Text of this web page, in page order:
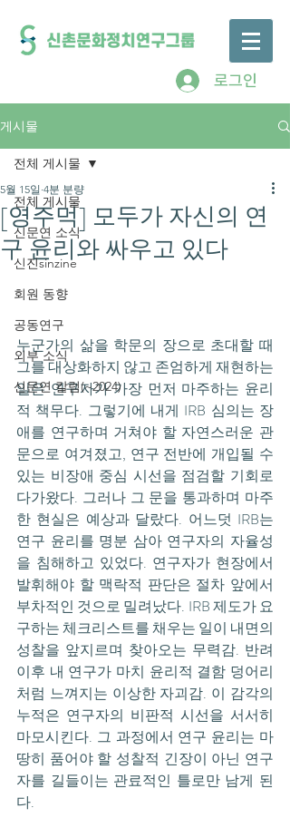
로그인
게시물
전체 게시물
신문연 소식
신진sinzine
회원 동향
공동연구
외부 소식
신문연 칼럼(~2024)
전체 게시물
[영주먹] 모두가 자신의 연
구 윤리와 싸우고 있다
5월 15일 4분 분량
누군가의 삶을 학문의 장으로 초대할 때
그를 대상화하지 않고 존엄하게 재현하는
일은 연구자가 가장 먼저 마주하는 윤리
적 책무다. 그렇기에 내게 IRB 심의는 장
애를 연구하며 거쳐야 할 자연스러운 관
문으로 여겨졌고, 연구 전반에 개입될 수
있는 비장애 중심 시선을 점검할 기회로
다가왔다. 그러나 그 문을 통과하며 마주
한 현실은 예상과 달랐다. 어느덧 IRB는
연구 윤리를 명분 삼아 연구자의 자율성
을 침해하고 있었다. 연구자가 현장에서
발휘해야 할 맥락적 판단은 절차 앞에서
부차적인 것으로 밀려났다. IRB 제도가 요
구하는 체크리스트를 채우는 일이 내면의
성찰을 앞지르며 찾아오는 무력감. 반려
이후 내 연구가 마치 윤리적 결함 덩어리
처럼 느껴지는 이상한 자괴감. 이 감각의
누적은 연구자의 비판적 시선을 서서히
마모시킨다. 그 과정에서 연구 윤리는 마
땅히 품어야 할 성찰적 긴장이 아닌 연구
자를 길들이는 관료적인 틀로만 남게 된
다.